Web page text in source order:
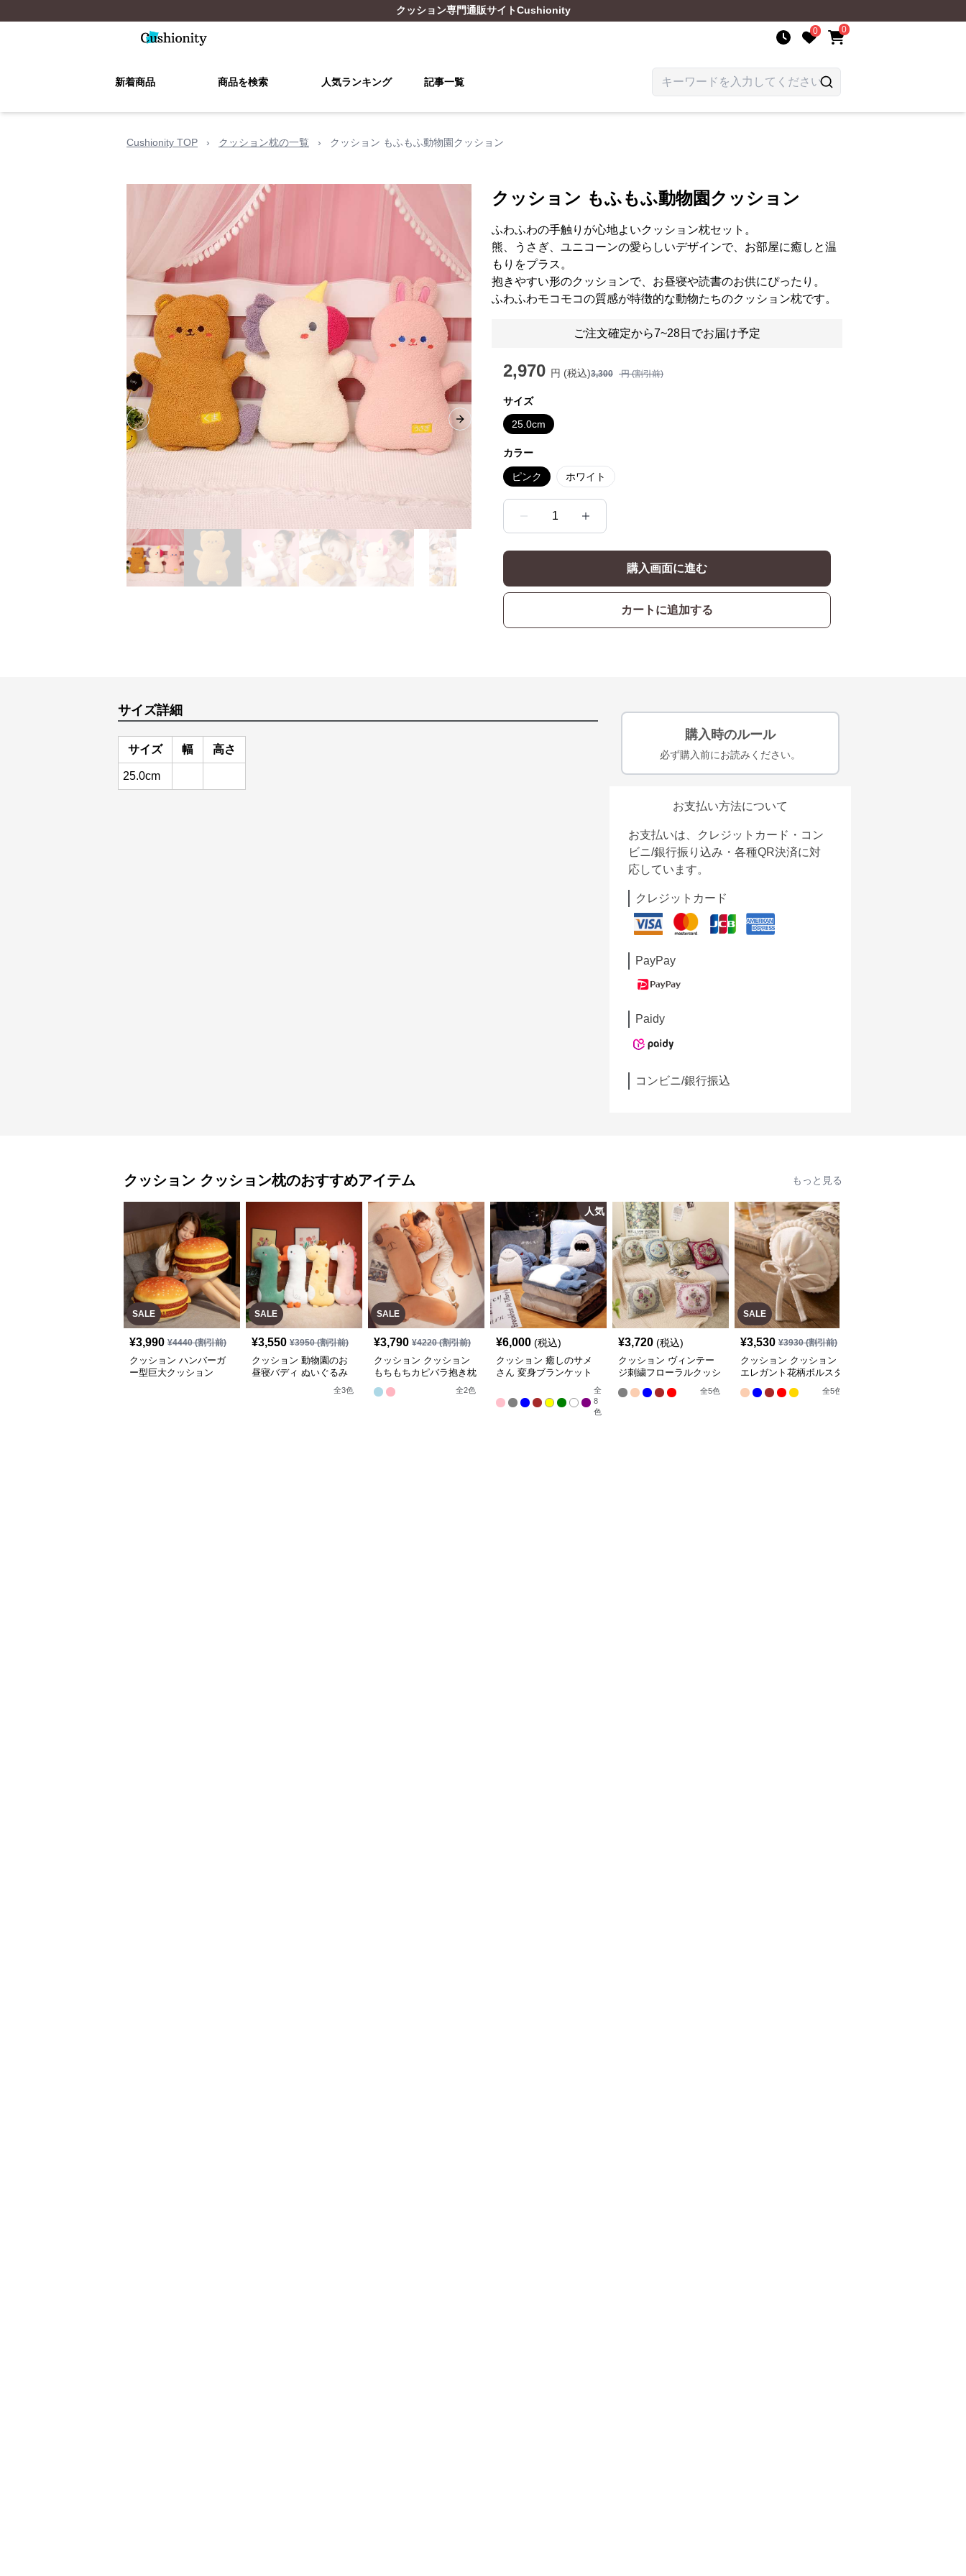
クッション専門通販サイトCushionity
0 0
新着商品 商品を検索 人気ランキング 記事一覧
Cushionity TOP › クッション枕の一覧 › クッション もふもふ動物園クッション
Previous slide Next slide
クッション もふもふ動物園クッション
ふわふわの手触りが心地よいクッション枕セット。
熊、うさぎ、ユニコーンの愛らしいデザインで、お部屋に癒しと温
もりをプラス。
抱きやすい形のクッションで、お昼寝や読書のお供にぴったり。
ふわふわモコモコの質感が特徴的な動物たちのクッション枕です。
ご注文確定から7~28日でお届け予定
2,970 円 (税込)3,300 円 (割引前)
サイズ
25.0cm
カラー
ピンク ホワイト
1
購入画面に進む
カートに追加する
サイズ詳細
サイズ 幅 高さ
25.0cm
購入時のルール
必ず購入前にお読みください。
お支払い方法について
お支払いは、クレジットカード・コン
ビニ/銀行振り込み・各種QR決済に対
応しています。
クレジットカード
PayPay
Paidy
コンビニ/銀行振込
クッション クッション枕のおすすめアイテム もっと見る
SALE
¥3,990 ¥4440(割引前)
クッション ハンバーガ
ー型巨大クッション
SALE
¥3,550 ¥3950(割引前)
クッション 動物園のお
昼寝バディ ぬいぐるみ
全3色
SALE
¥3,790 ¥4220(割引前)
クッション クッション
もちもちカピバラ抱き枕
全2色
人気
¥6,000 (税込)
クッション 癒しのサメ
さん 変身ブランケット
全
8
色
¥3,720 (税込)
クッション ヴィンテー
ジ刺繍フローラルクッシ
全5色
SALE
¥3,530 ¥3930(割引前)
クッション クッション
エレガント花柄ボルスタ
全5色